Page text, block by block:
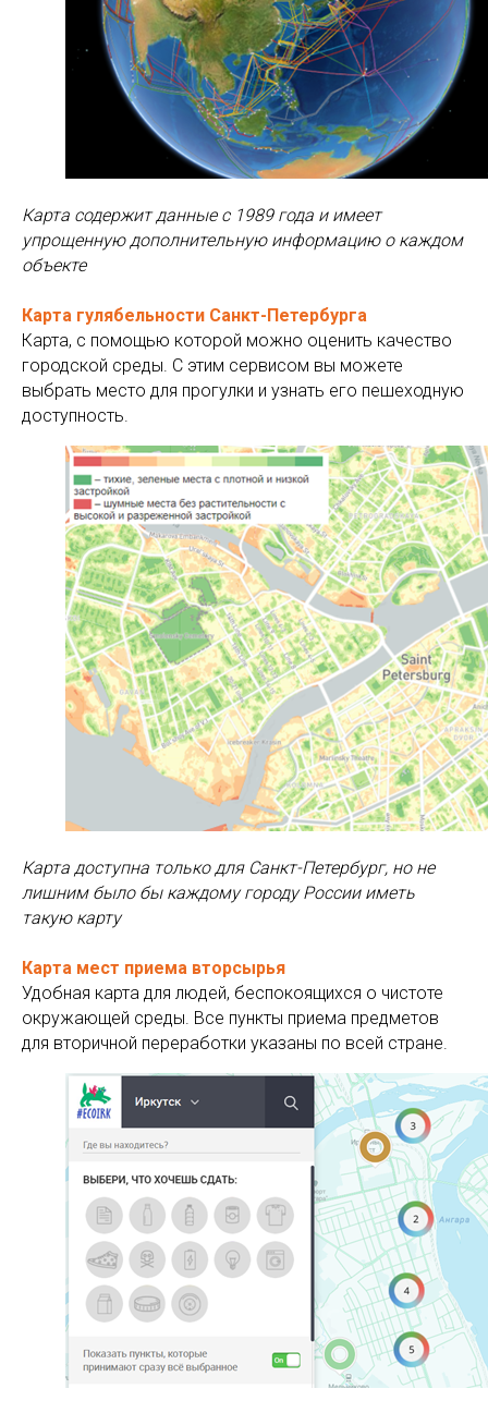
Карта содержит данные с 1989 года и имеет
упрощенную дополнительную информацию о каждом
объекте
Карта гулябельности Санкт-Петербурга
Карта, с помощью которой можно оценить качество
городской среды. С этим сервисом вы можете
выбрать место для прогулки и узнать его пешеходную
доступность.
Карта доступна только для Санкт-Петербург, но не
лишним было бы каждому городу России иметь
такую карту
Карта мест приема вторсырья
Удобная карта для людей, беспокоящихся о чистоте
окружающей среды. Все пункты приема предметов
для вторичной переработки указаны по всей стране.